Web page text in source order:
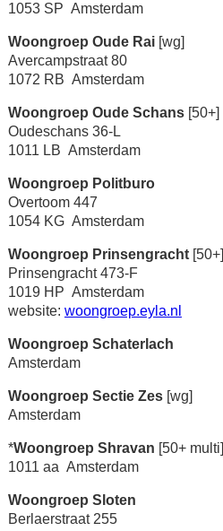
1053 SP Amsterdam
Woongroep Oude Rai[wg]
Avercampstraat 80
1072 RB Amsterdam
Woongroep Oude Schans[50+]
Oudeschans 36-L
1011 LB Amsterdam
Woongroep Politburo
Overtoom 447
1054 KG Amsterdam
Woongroep Prinsengracht[50+]
Prinsengracht 473-F
1019 HP Amsterdam
website: woongroep.eyla.nl
Woongroep Schaterlach
Amsterdam
Woongroep Sectie Zes[wg]
Amsterdam
*Woongroep Shravan [50+ multi]
1011 aa Amsterdam
Woongroep Sloten
Berlaerstraat 255